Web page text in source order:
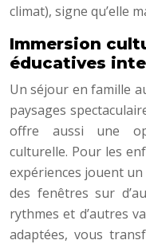
climat), signe qu’elle
Immersion
éducatives
Un séjour en famille
paysages
offre aussi une
culturelle. Pour les
expériences jouent un
des fenêtres sur
rythmes et d’autres
adaptées, vous